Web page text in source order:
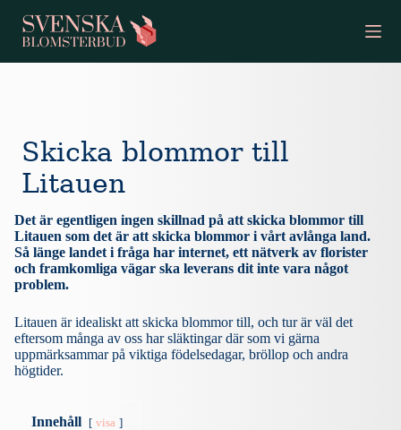
S
k
p
n
e
n
Skicka blommor till
Litauen
Det är egentligen ingen skillnad på att skicka blommor till
Litauen som det är att skicka blommor i vårt avlånga land.
Så länge landet i fråga har internet, ett nätverk av florister
och framkomliga vägar ska leverans dit inte vara något
problem.
Litauen är idealiskt att skicka blommor till, och tur är väl det
eftersom många av oss har släktingar där som vi gärna
uppmärksammar på viktiga födelsedagar, bröllop och andra
högtider.
Innehåll visa